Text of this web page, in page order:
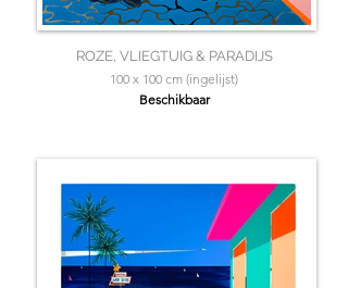
ROZE, VLIEGTUIG & PARADIJS
100 x 100 cm (ingelijst)
Beschikbaar